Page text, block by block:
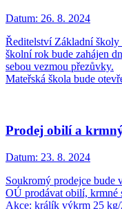
Datum: 26. 8. 2024
Ředitelství Základní školy
školní rok bude zahájen
sebou vezmou přezůvky.
Mateřská škola bude
Prodej obilí a
Datum: 23. 8. 2024
Soukromý prodejce bude
OÚ prodávat obilí, krmné
Akce: králík výkrm 25